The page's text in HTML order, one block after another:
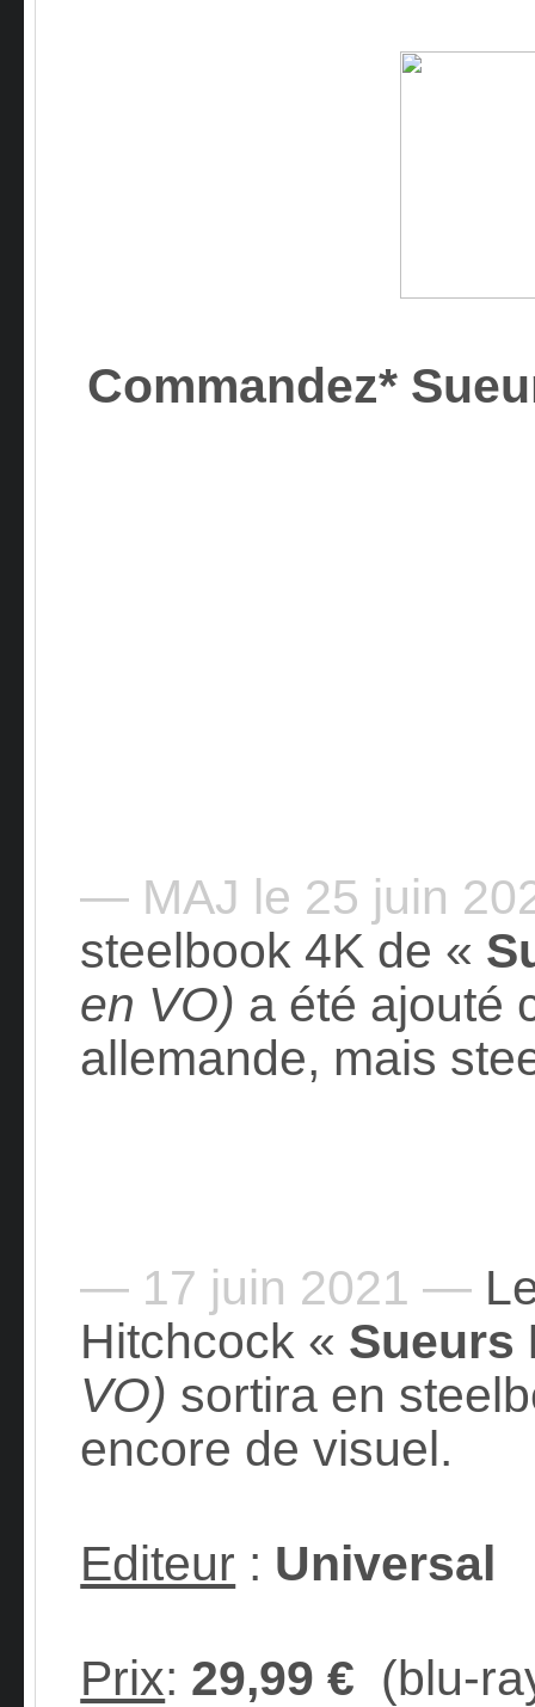
Commandez*
— MAJ le 25 juin
steelbook 4K de «
en VO) a été ajouté
allemande, mais
— 17 juin 2021 —
Hitchcock « Sueurs
VO) sortira en
encore de visuel.
Editeur : Universal
Prix: 29,99 € (blu-